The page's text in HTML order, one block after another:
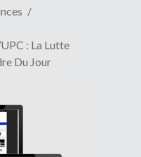
: La Lutte
Du Jour